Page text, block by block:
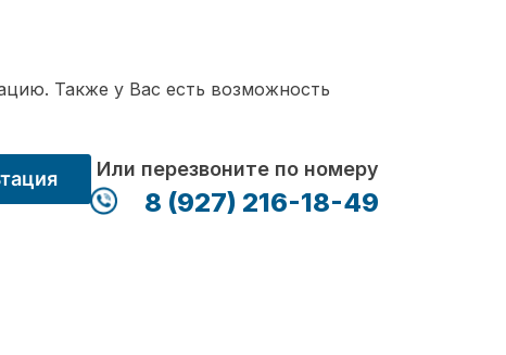
Также у Вас есть возможность
Или перезвоните по номеру
8 (927) 216-18-49